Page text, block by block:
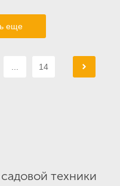
техники
еще
14